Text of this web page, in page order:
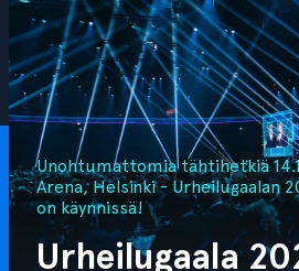
Unohtumattomia tähtihetkiä
Arena, Helsinki - Urheilugaalan
on käynnissä!
Urheilugaala